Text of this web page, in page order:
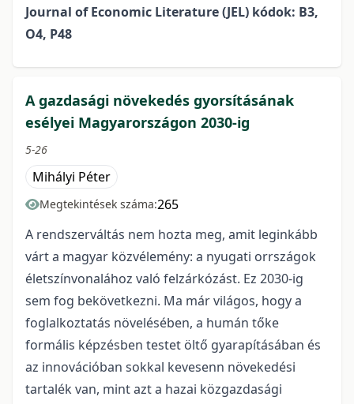
Journal of Economic Literature (JEL) kódok: B3,
O4, P48
A gazdasági növekedés gyorsításának
esélyei Magyarországon 2030-ig
5-26
Mihályi Péter
Megtekintések száma:265
A rendszerváltás nem hozta meg, amit leginkább
várt a magyar közvélemény: a nyugati orrszágok
életszínvonalához való felzárkózást. Ez 2030-ig
sem fog bekövetkezni. Ma már világos, hogy a
foglalkoztatás növelésében, a humán tőke
formális képzésben testet öltő gyarapításában és
az innovációban sokkal kevesenn növekedési
tartalék van, mint azt a hazai közgazdasági